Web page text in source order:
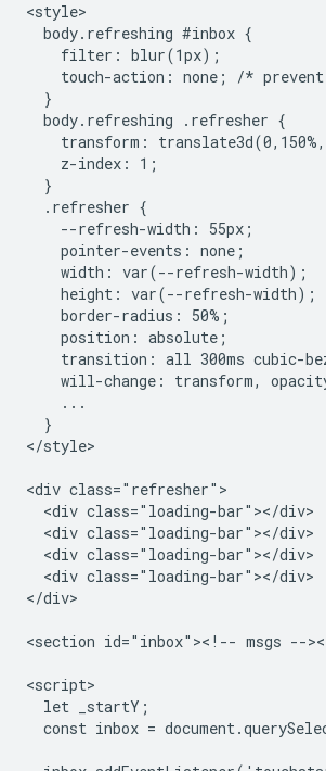
<style>
  body.refreshing #inbox {
    filter: blur(1px);
touch-action: none; /*
  }
  body.refreshing .refresher {
transform:
    z-index: 1;
  }
  .refresher {
    --refresh-width: 55px;
    pointer-events: none;
    width: var(--refresh-width);
    height: var(--refresh-width);
    border-radius: 50%;
    position: absolute;
transition: all 300ms cubic-
will-change: transform,
    ...
  }
</style>
<div class="refresher">
  <div class="loading-bar"></div>
  <div class="loading-bar"></div>
  <div class="loading-bar"></div>
  <div class="loading-bar"></div>
</div>
<section id="inbox"><!-- msgs --
<script>
  let _startY;
const inbox =